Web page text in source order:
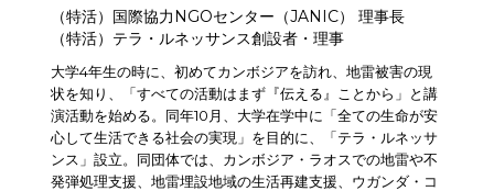
（特活）国際協力NGOセンター（JANIC） 理事長
（特活）テラ・ルネッサンス創設者・理事
大学4年生の時に、初めてカンボジアを訪れ、地雷被害の現
状を知り、「すべての活動はまず『伝える』ことから」と講
演活動を始める。同年10月、大学在学中に「全ての生命が安
心して生活できる社会の実現」を目的に、「テラ・ルネッサ
ンス」設立。同団体では、カンボジア・ラオスでの地雷や不
発弾処理支援、地雷埋設地域の生活再建支援、ウガンダ・コ